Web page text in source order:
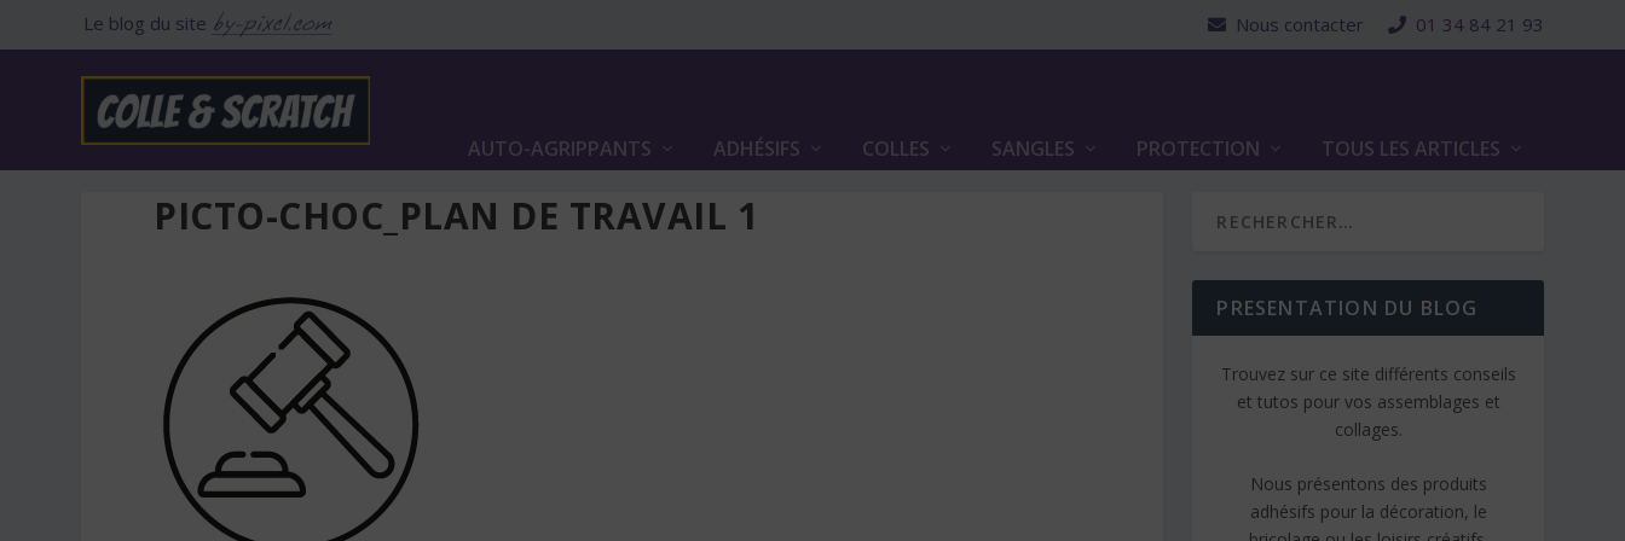
Le blog du site Nous contacter 01 34 84 21 93
AUTO-AGRIPPANTS ADHÉSIFS COLLES SANGLES PROTECTION TOUS LES ARTICLES
PICTO-CHOC_PLAN DE TRAVAIL 1
PRESENTATION DU BLOG
Trouvez sur ce site différents conseils
et tutos pour vos assemblages et
collages.
Nous présentons des produits
adhésifs pour la décoration, le